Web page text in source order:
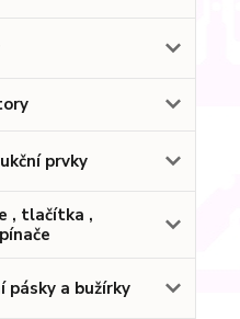
prvky
, tlačítka ,
pásky a bužírky